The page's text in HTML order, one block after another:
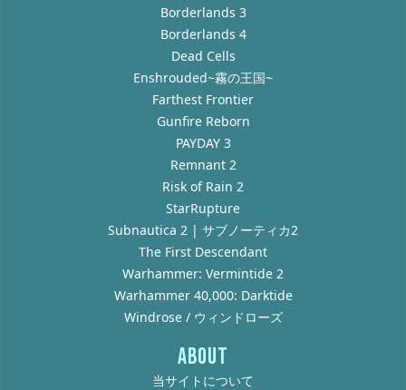
Borderlands 3
Borderlands 4
Dead Cells
Enshrouded~霧の王国~
Farthest Frontier
Gunfire Reborn
PAYDAY 3
Remnant 2
Risk of Rain 2
StarRupture
Subnautica 2 | サブノーティカ2
The First Descendant
Warhammer: Vermintide 2
Warhammer 40,000: Darktide
Windrose / ウィンドローズ
ABOUT
当サイトについて